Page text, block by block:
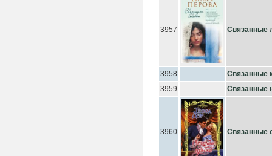
3957 Связанные
3958
Связанные
3959
Связанные
3960 Связанные